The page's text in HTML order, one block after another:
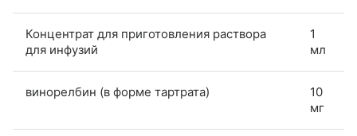
Концентрат для приготовления раствора
для инфузий
1
мл
винорелбин (в форме тартрата)
10
мг